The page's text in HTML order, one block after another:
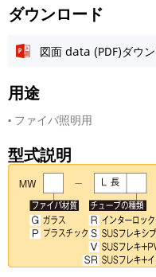
ダウンロード
図面 data (PDF)ダウ
用途
• ファイバ照明用
型式説明